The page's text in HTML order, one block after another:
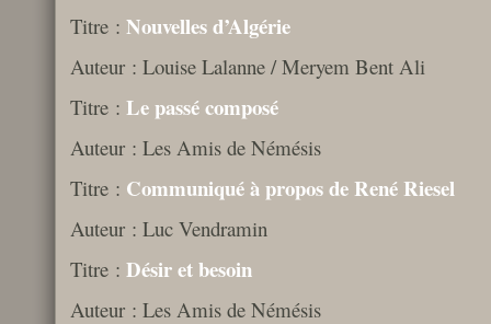
Titre : Nouvelles d’Algérie
Auteur : Louise Lalanne / Meryem Bent Ali
Titre : Le passé composé
Auteur : Les Amis de Némésis
Titre : Communiqué à propos de René Riesel
Auteur : Luc Vendramin
Titre : Désir et besoin
Auteur : Les Amis de Némésis